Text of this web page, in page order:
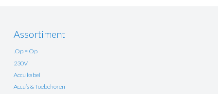
Assortiment
.Op = Op
230V
Accu kabel
Accu’s & Toebehoren